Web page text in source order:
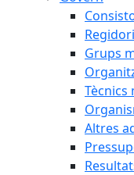
Grups
Tècnics
Altres